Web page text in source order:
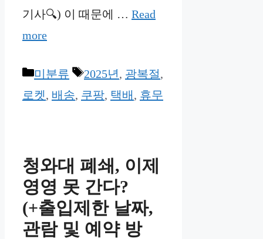
기사🔍) 이 때문에 … Read
more
Categories
미분류 Tags
2025년, 광복절,
로켓, 배송, 쿠팡, 택배 , 휴무
청와대 폐쇄, 이제
영영 못 간다?
(+출입제한 날짜,
관람 및 예약 방